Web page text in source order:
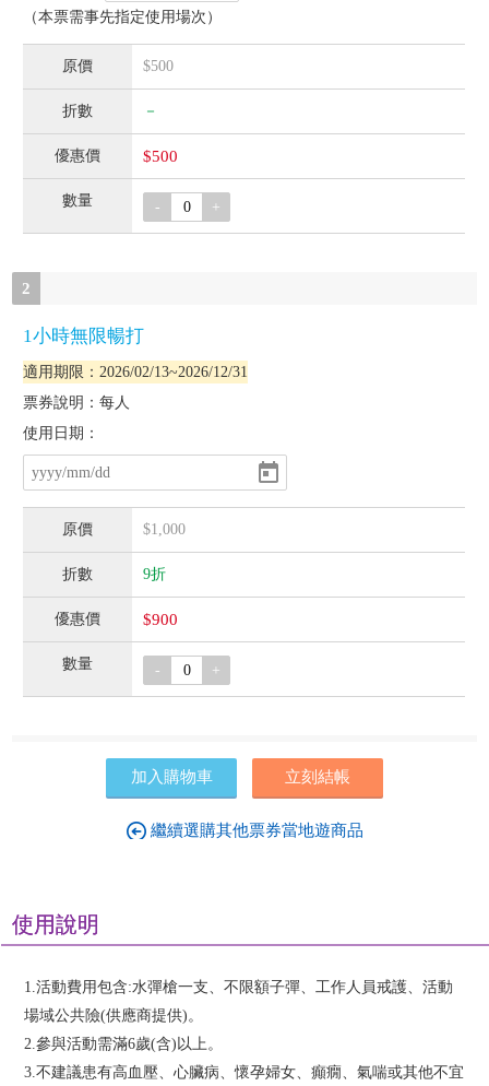
（本票需事先指定使用場次）
$500
－
$500
- +
2
1小時無限暢打
適用期限：2026/02/13~2026/12/31
票券說明：每人
使用日期：
$1,000
9折
$900
- +
加入購物車 立刻結帳
繼續選購其他票券當地遊商品
使用說明
1.活動費用包含:水彈槍一支、不限額子彈、工作人員戒護、活動
場域公共險(供應商提供)。
2.參與活動需滿6歲(含)以上。
3.不建議患有高血壓、心臟病、懷孕婦女、癲癇、氣喘或其他不宜